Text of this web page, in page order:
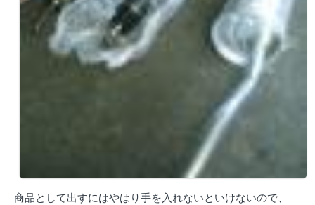
商品として出すにはやはり手を入れないといけないので、